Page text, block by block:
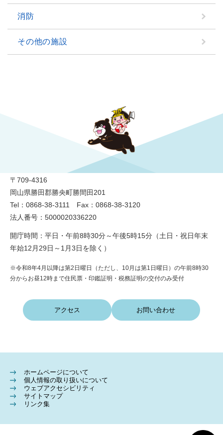
消防
その他の施設
〒709-4316
岡山県勝田郡勝央町勝間田201
Tel：0868-38-3111 Fax：0868-38-3120
法人番号：5000020336220
開庁時間：平日・午前8時30分～午後5時15分（土日・祝日年末
年始12月29日～1月3日を除く）
※令和8年4月以降は第2日曜日（ただし、10月は第1日曜日）の午前8時30
分からお昼12時まで住民票・印鑑証明・税務証明の交付のみ受付
アクセス お問い合わせ
ホームページについて
個人情報の取り扱いについて
ウェブアクセシビリティ
サイトマップ
リンク集